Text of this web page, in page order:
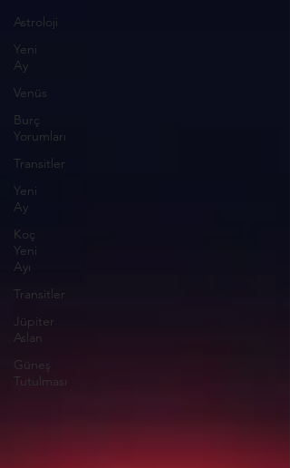
Astroloji
Yeni
Ay
Venüs
Burç
Yorumları
Transitler
Yeni
Ay
Koç
Yeni
Ayı
Transitler
Jüpiter
Aslan
Güneş
Tutulması